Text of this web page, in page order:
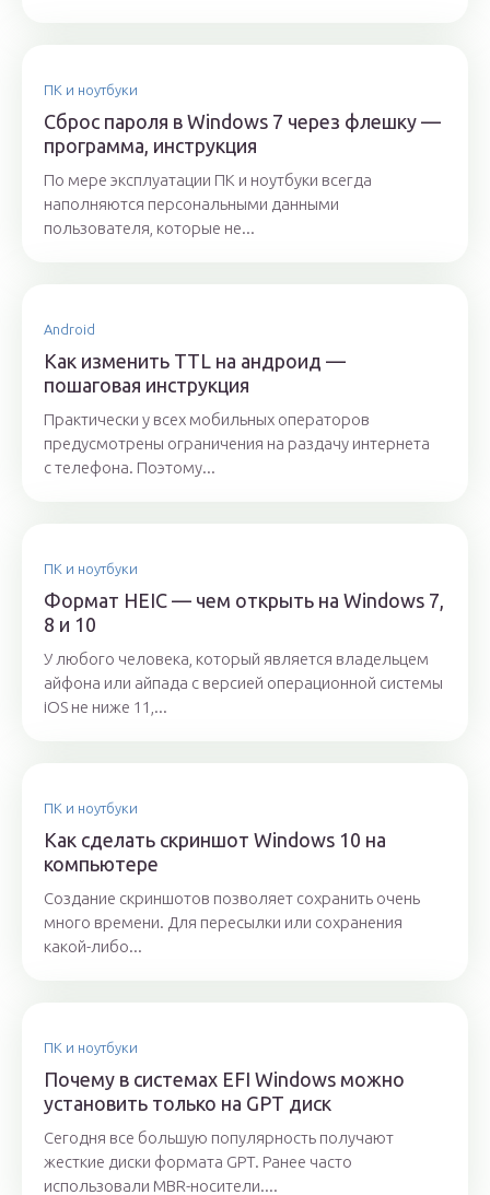
ПК и ноутбуки
Сброс пароля в Windows 7 через флешку —
программа, инструкция
По мере эксплуатации ПК и ноутбуки всегда
наполняются персональными данными
пользователя, которые не...
Android
Как изменить TTL на андроид —
пошаговая инструкция
Практически у всех мобильных операторов
предусмотрены ограничения на раздачу интернета
с телефона. Поэтому...
ПК и ноутбуки
Формат HEIC — чем открыть на Windows 7,
8 и 10
У любого человека, который является владельцем
айфона или айпада с версией операционной системы
iOS не ниже 11,...
ПК и ноутбуки
Как сделать скриншот Windows 10 на
компьютере
Создание скриншотов позволяет сохранить очень
много времени. Для пересылки или сохранения
какой-либо...
ПК и ноутбуки
Почему в системах EFI Windows можно
установить только на GPT диск
Сегодня все большую популярность получают
жесткие диски формата GPT. Ранее часто
использовали MBR-носители....